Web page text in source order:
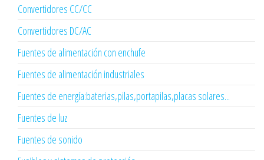
Convertidores CC/CC
Convertidores DC/AC
Fuentes de alimentación con enchufe
Fuentes de alimentación industriales
Fuentes de energía:baterias,pilas,portapilas,placas solares...
Fuentes de luz
Fuentes de sonido